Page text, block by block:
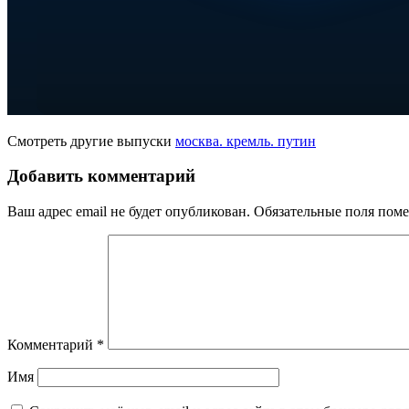
Смотреть другие выпуски москва. кремль. путин
Добавить комментарий
Ваш адрес email не будет опубликован. Обязательные поля
Комментарий *
Имя